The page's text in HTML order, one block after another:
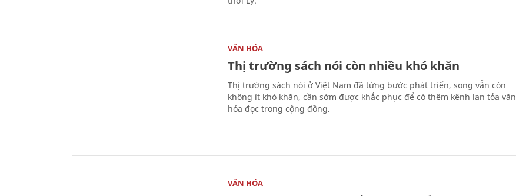
VĂN HÓA
Thị trường sách nói còn nhiều khó khăn
Thị trường sách nói ở Việt Nam đã từng bước phát triển, song vẫn còn
không ít khó khăn, cần sớm được khắc phục để có thêm kênh lan tỏa văn
hóa đọc trong cộng đồng.
VĂN HÓA